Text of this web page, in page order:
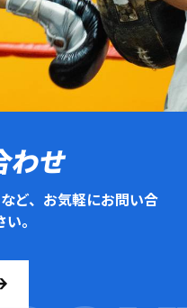
わせ
ど、お気軽にお問い合
。